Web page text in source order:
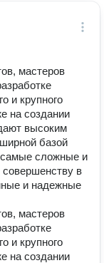
мастеров
и крупного
на создании
высоким
базой
сложные и
в
и надежные
мастеров
и крупного
на создании